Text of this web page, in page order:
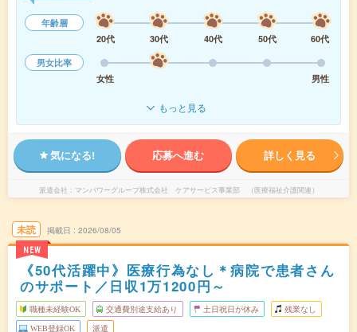
年齢層
20代
30代 40代 50代
60代
男女比率
女性
男性
もっと見る
気になる! 応募へ進む 詳しく見る
派遣会社 マンパワーグループ株式会社 ケアサービス事業部 （医療福祉介護関連）
未読
NEW
掲載日 2026/08/05
《50代活躍中》医療行為なし＊病院で患者さん
のサポート／日収1万1200円～
職種未経験OK 交通費別途支給あり 土日祝日が休み 残業なし
WEB登録OK 派遣